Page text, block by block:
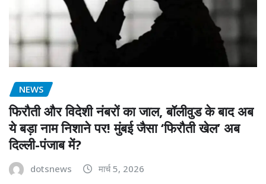
NEWS
फिरौती और विदेशी नंबरों का जाल, बॉलीवुड के बाद अब
ये बड़ा नाम निशाने पर! मुंबई जैसा ‘फिरौती खेल’ अब
दिल्ली-पंजाब में?
dotsnews मार्च 5, 2026